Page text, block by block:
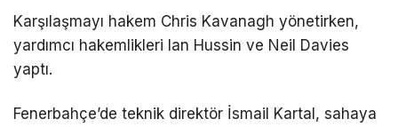
Karşılaşmayı hakem Chris Kavanagh yönetirken,
yardımcı hakemlikleri Ian Hussin ve Neil Davies
yaptı.
Fenerbahçe’de teknik direktör İsmail Kartal, sahaya